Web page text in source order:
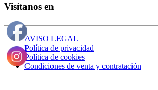
Visítanos en
AVISO LEGAL
Política de privacidad
Política de cookies
Condiciones de venta y contratación